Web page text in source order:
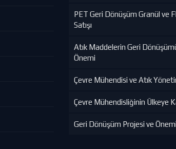
PET Geri Dönüşüm Granül ve
Satışı
Atık Maddelerin Geri
Önemi
Çevre Mühendisi ve Atık
Çevre Mühendisliğinin Ülkeye
Geri Dönüşüm Projesi ve Önemi